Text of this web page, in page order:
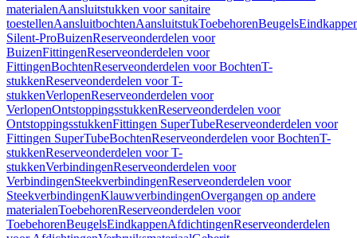
materialenAansluitstukken voor sanitaire
toestellenAansluitbochtenAansluitstukToebehorenBeugels
Silent-ProBuizenReserveonderdelen voor
BuizenFittingenReserveonderdelen voor
FittingenBochtenReserveonderdelen voor BochtenT-
stukkenReserveonderdelen voor T-
stukkenVerlopenReserveonderdelen voor
VerlopenOntstoppingsstukkenReserveonderdelen voor
OntstoppingsstukkenFittingen SuperTubeReserveonderdelen voor
Fittingen SuperTubeBochtenReserveonderdelen voor BochtenT-
stukkenReserveonderdelen voor T-
stukkenVerbindingenReserveonderdelen voor
VerbindingenSteekverbindingenReserveonderdelen voor
SteekverbindingenKlauwverbindingenOvergangen op andere
materialenToebehorenReserveonderdelen voor
ToebehorenBeugelsEindkappenAfdichtingenReserveonderdelen